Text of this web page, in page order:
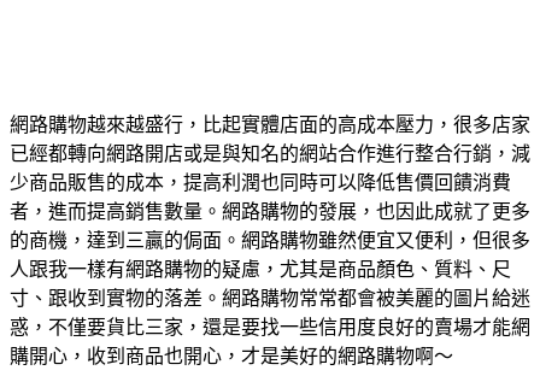
網路購物越來越盛行，比起實體店面的高成本壓力，很多店家
已經都轉向網路開店或是與知名的網站合作進行整合行銷，減
少商品販售的成本，提高利潤也同時可以降低售價回饋消費
者，進而提高銷售數量。網路購物的發展，也因此成就了更多
的商機，達到三贏的侷面。網路購物雖然便宜又便利，但很多
人跟我一樣有網路購物的疑慮，尤其是商品顏色、質料、尺
寸、跟收到實物的落差。網路購物常常都會被美麗的圖片給迷
惑，不僅要貨比三家，還是要找一些信用度良好的賣場才能網
購開心，收到商品也開心，才是美好的網路購物啊～